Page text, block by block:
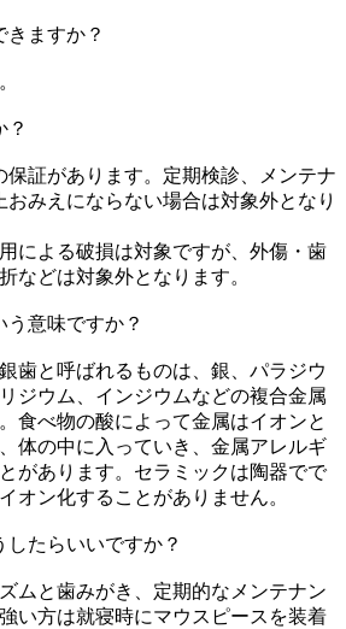
きますか？
？
保証があります。定期検診、メンテナ
おみえにならない場合は対象外となり
による破損は対象ですが、外傷・歯
などは対象外となります。
意味ですか？
歯と呼ばれるものは、銀、パラジウ
ジウム、インジウムなどの複合金属
食べ物の酸によって金属はイオンと
体の中に入っていき、金属アレルギ
があります。セラミックは陶器でで
オン化することがありません。
たらいいですか？
ムと歯みがき、定期的なメンテナン
い方は就寝時にマウスピースを装着